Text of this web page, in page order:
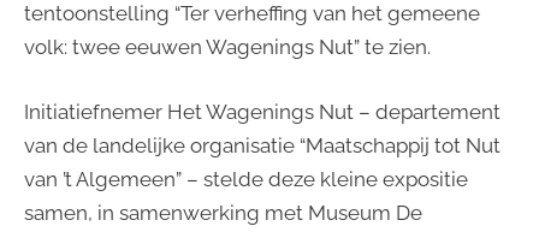
tentoonstelling “Ter verheffing van het gemeene
volk: twee eeuwen Wagenings Nut” te zien.
Initiatiefnemer Het Wagenings Nut – departement
van de landelijke organisatie “Maatschappij tot Nut
van ’t Algemeen” – stelde deze kleine expositie
samen, in samenwerking met Museum De